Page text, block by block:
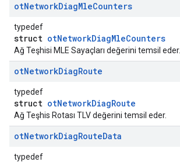
otNetworkDiagMleCounters
typedef
struct otNetworkDiagMleCounters
Ağ Teşhisi MLE Sayaçları değerini temsil eder.
otNetworkDiagRoute
typedef
struct otNetworkDiagRoute
Ağ Teşhis Rotası TLV değerini temsil eder.
otNetworkDiagRouteData
typedef